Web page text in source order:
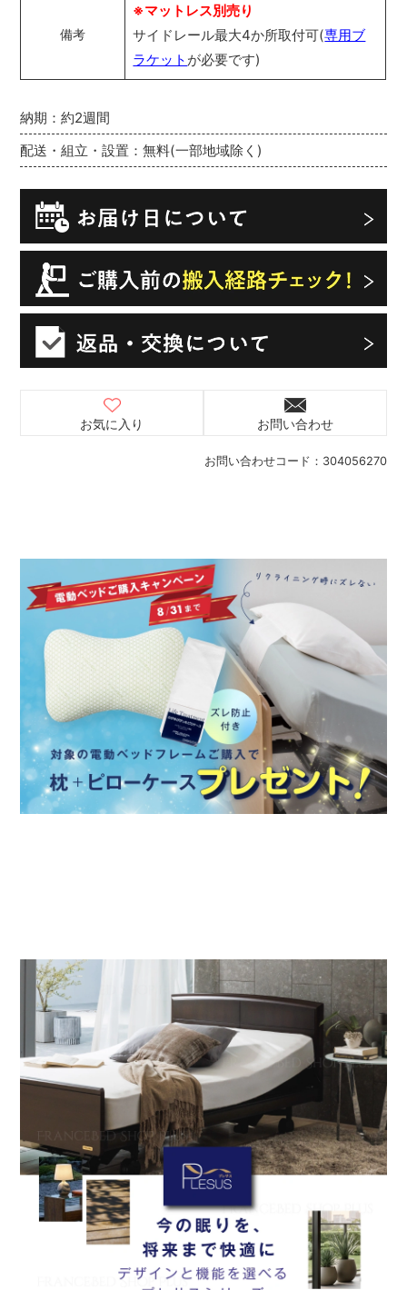
お問い合わせコード： 304056270
納期：約2週間
配送・組立・設置：無料(一部地域除く)
お気に入り お問い合わせ
備考
※マットレス別売り
サイドレール最大4か所取付可(専用ブ
ラケット が必要です)